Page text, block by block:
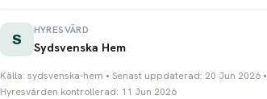
S
HYRESVÄRD
Sydsvenska Hem
Källa: sydsvenska-hem • Senast uppdaterad: 20 Jun 2026 •
Hyresvärden kontrollerad: 11 Jun 2026